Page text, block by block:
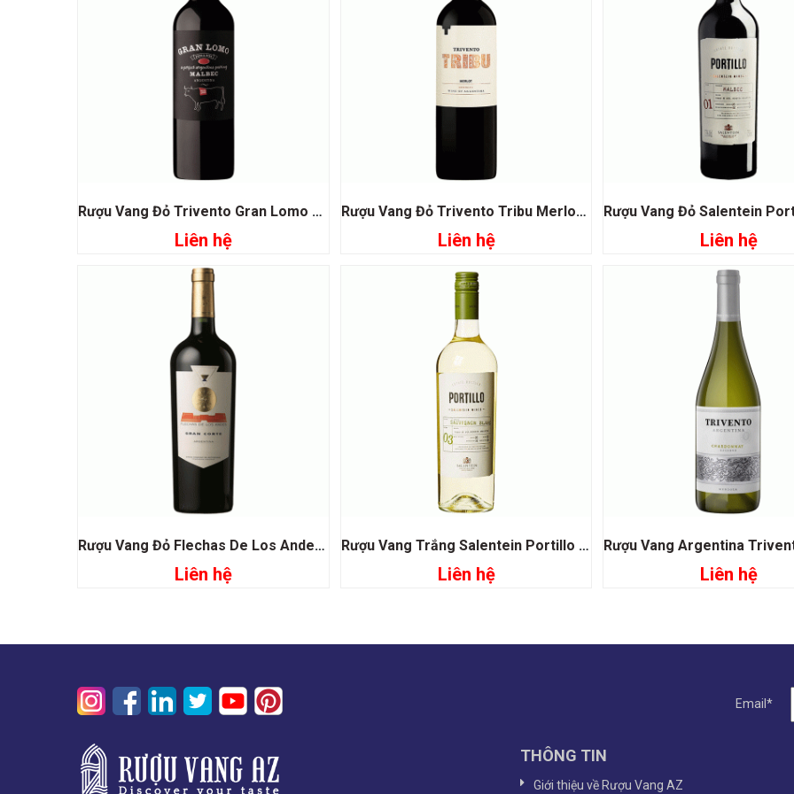
Đọc tiếp
Rượu Vang Đỏ Trivento Gran Lomo Malbec
Liên hệ
Đọc tiếp
Rượu Vang Đỏ Trivento Tribu Merlot Mendoza
Liên hệ
Đọc tiếp
Liên hệ
Đọc tiếp
Rượu Vang Đỏ Flechas De Los Andes Gran Corte
Liên hệ
Đọc tiếp
Rượu Vang Trắng Salentein Portillo Sauvignon Blanc
Liên hệ
Đọc tiếp
Liên hệ
Email*
THÔNG TIN
Giới thiệu về Rượu Vang AZ